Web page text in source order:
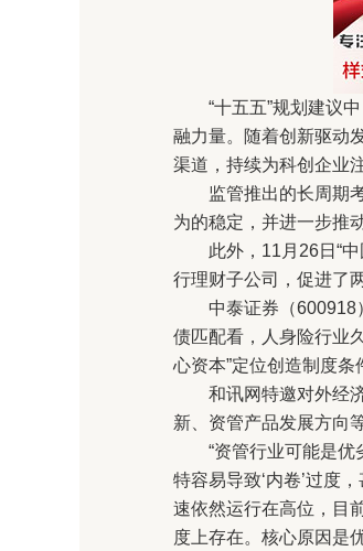
“十五五”规划建议中
融力量。随着创新驱动
渠道，持续为科创企业
监管推出的长周期考
为的稳定，并进一步推
此外，11月26日“中
行理财子公司，促进了
中泰证券（600918）
债匹配看，人身险行业
心资本”定位创造制度条
和讯网特邀对外经济
新、资管产品发展方向
“资管行业可能是优劣
特容易导致‘内卷’过度
速依然运行在高位，目
度上存在。核心原因是